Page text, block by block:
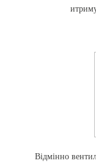
Відмінно